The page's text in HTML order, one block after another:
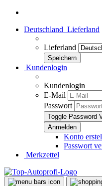
Deutschland Lieferland
Lieferland
Kundenlogin
Kundenlogin
E-Mail
Passwort
Toggle Password
Konto
Passwort
Merkzettel